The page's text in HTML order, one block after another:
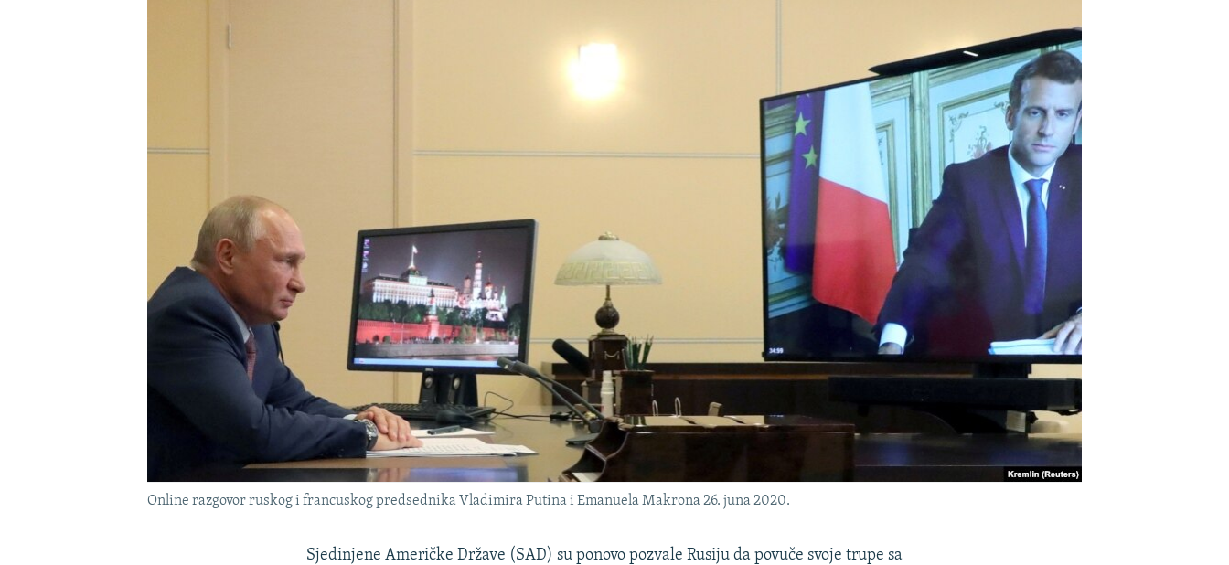
TRI DECENIJE OD RATA U BIH
Online razgovor ruskog i francuskog predsednika Vladimira Putina i Emanuela Makrona 26. juna 2020.
Sjedinjene Američke Države (SAD) su ponovo pozvale Rusiju da povuče svoje trupe sa